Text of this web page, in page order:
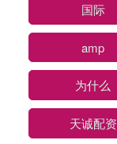
国际
amp
为什么
天诚配资